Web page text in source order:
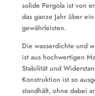
solide Pergola ist von
das ganze Jahr über
gewährleisten.
Die wasserdichte und
ist aus hochwertigen
Stabilität und
Konstruktion ist so
standhält, ohne dabei